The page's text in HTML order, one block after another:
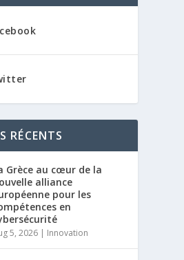
RÉCENTS
Grèce au cœur de la
alliance
pour les
en
5, 2026 | Innovation